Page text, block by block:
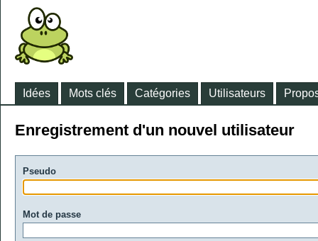
Idées Mots clés Catégories Utilisateurs
Enregistrement d'un nouvel utilisateur
Pseudo
Mot de passe